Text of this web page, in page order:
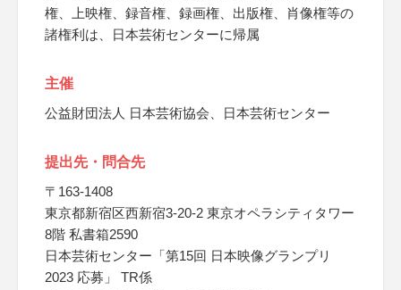
権、上映権、録音権、録画権、出版権、肖像権等の
諸権利は、日本芸術センターに帰属
主催
公益財団法人 日本芸術協会、日本芸術センター
提出先・問合先
〒163-1408
東京都新宿区西新宿3-20-2 東京オペラシティタワー
8階 私書箱2590
日本芸術センター「第15回 日本映像グランプリ
2023 応募」 TR係